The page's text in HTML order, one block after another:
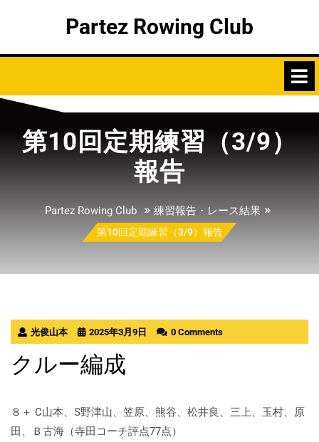
Partez Rowing Club
第10回定期練習（3/9）
報告
Partez Rowing Club » 練習報告・レース結果 »
第10回定期練習（3/9）報告
光俊山本 2025年3月9日 0 Comments
クルー編成
８＋ C山本、S野津山、笠原、熊谷、松井良、三上、玉村、原
田、Ｂ古海（寺田コーチ評点77点）